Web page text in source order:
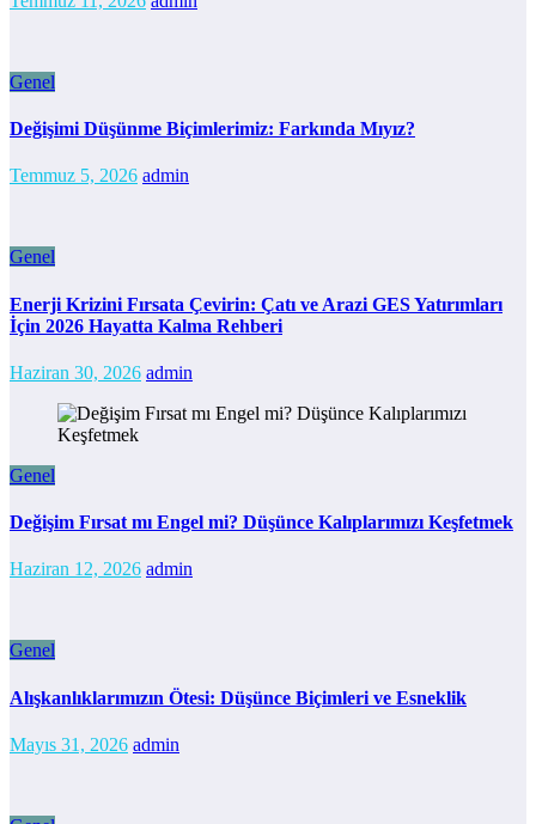
Genel
Değişimi Düşünme Biçimlerimiz: Farkında Mıyız?
Temmuz 5, 2026 admin
Genel
Enerji Krizini Fırsata Çevirin: Çatı ve Arazi GES Yatırımları
İçin 2026 Hayatta Kalma Rehberi
Haziran 30, 2026 admin
Genel
Değişim Fırsat mı Engel mi? Düşünce Kalıplarımızı Keşfetmek
Haziran 12, 2026 admin
Genel
Alışkanlıklarımızın Ötesi: Düşünce Biçimleri ve Esneklik
Mayıs 31, 2026 admin